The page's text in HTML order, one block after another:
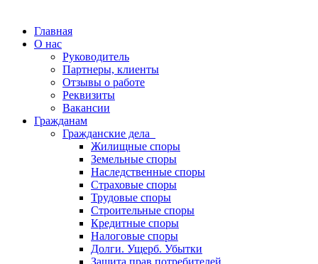
Главная
О нас
Руководитель
Партнеры, клиенты
Отзывы о работе
Реквизиты
Вакансии
Гражданам
Гражданские дела
Жилищные споры
Земельные споры
Наследственные споры
Страховые споры
Трудовые споры
Строительные споры
Кредитные споры
Налоговые споры
Долги. Ущерб. Убытки
Защита прав потребителей